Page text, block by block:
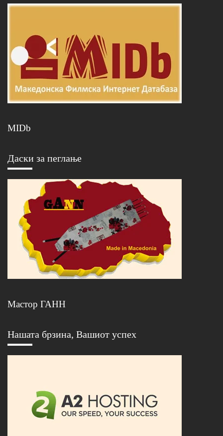
MIDb
Даски за пеглање
Мастор ГАНН
Нашата брзина, Вашиот успех